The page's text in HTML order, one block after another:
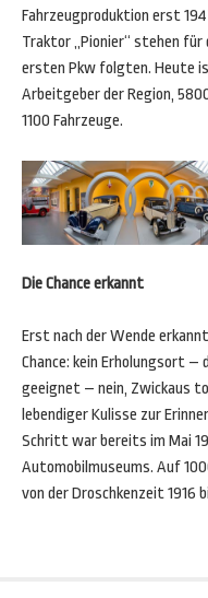
Fahrzeugproduktion erst
Traktor „Pionier“ stehen für
ersten Pkw folgten. Heute
Arbeitgeber der Region,
1100 Fahrzeuge.
Die Chance erkannt
Erst nach der Wende
Chance: kein Erholungsort
geeignet – nein, Zwickaus
lebendiger Kulisse zur
Schritt war bereits im Mai
Automobilmuseums. Auf
von der Droschkenzeit 1916